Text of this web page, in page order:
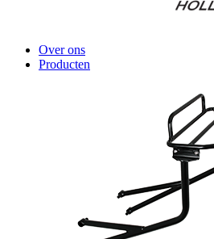
Over ons
Producten